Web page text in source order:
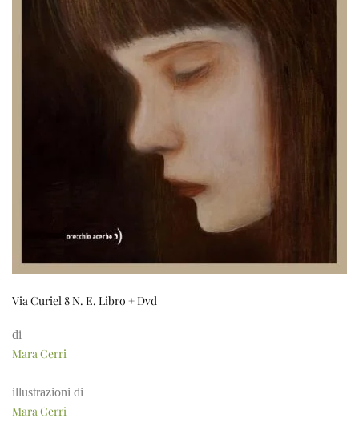
Via Curiel 8 N. E. Libro + Dvd
di
Mara Cerri
illustrazioni di
Mara Cerri